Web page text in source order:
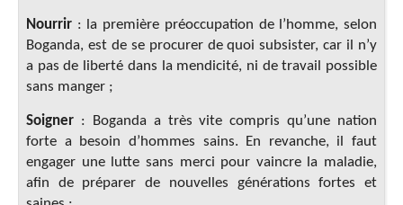
Nourrir : la première préoccupation de l’homme, selon
Boganda, est de se procurer de quoi subsister, car il n’y
a pas de liberté dans la mendicité, ni de travail possible
sans manger ;
Soigner : Boganda a très vite compris qu’une nation
forte a besoin d’hommes sains. En revanche, il faut
engager une lutte sans merci pour vaincre la maladie,
afin de préparer de nouvelles générations fortes et